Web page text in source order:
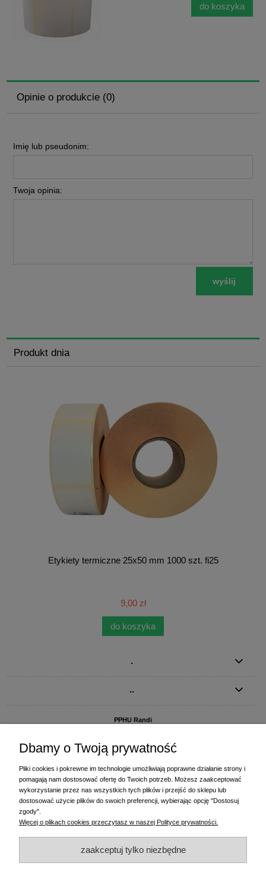
do koszyka
Opinie o produkcie (0)
Imię lub pseudonim:
Twoja opinia:
wyślij
Produkt dnia
Etykiety termiczne 25x50 mm 1000 szt. fi25
9,00 zł
do koszyka
.
..
PPHU Randi
ul. Starogardzka 77 (wjazd od ul. Plażowej)
+48 58 770 31 80
- centrala
+48 58 770 31 83- wyceny i drukowanie etykiet
Dbamy o Twoją prywatność
Pliki cookies i pokrewne im technologie umożliwiają poprawne działanie strony i
pomagają nam dostosować ofertę do Twoich potrzeb. Możesz zaakceptować
wykorzystanie przez nas wszystkich tych plików i przejść do sklepu lub
dostosować użycie plików do swoich preferencji, wybierając opcję "Dostosuj
zgody".
Więcej o plikach cookies przeczytasz w naszej Polityce prywatności.
zaakceptuj tylko niezbędne